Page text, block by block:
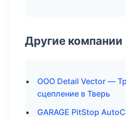
Другие компании
ООО Detail Vector —
сцепление в Тверь
GARAGE PitStop